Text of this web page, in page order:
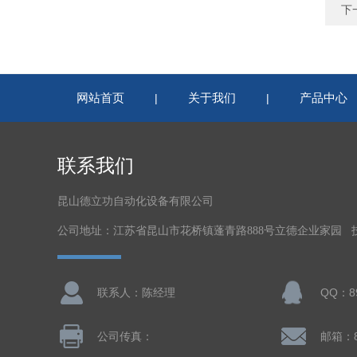
下
网站首页 | 关于我们 | 产品中心
联系我们
昆山德立功自动化设备有限公司
公司地址：江苏省昆山市花桥镇蓬青路888号立德企业家园
联系人：陈经理 QQ：
公司传真： 邮箱